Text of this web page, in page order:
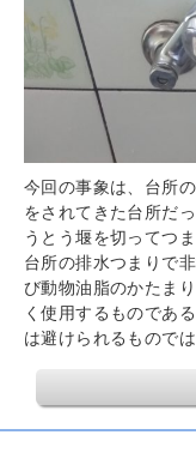
今回の事象は、台所
をされてきた台所だ
うとう堰を切ってつ
台所の排水つまりで
び動物油脂のかたま
く使用するものであ
は避けられるものでは